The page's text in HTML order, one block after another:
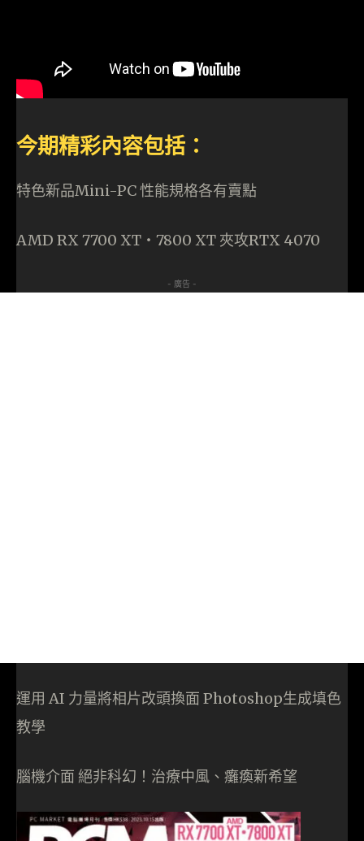
今期精彩內容包括：
特色新品Mini-PC 性能規格各有賣點
AMD RX 7700 XT‧7800 XT 夾攻RTX 4070
- 廣告 -
運用 AI 力量將相片改頭換面 Photoshop生成填色
教學
腦機介面 絕非科幻！治療中風、癱瘓新希望